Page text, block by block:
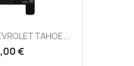
TAHOE...
€